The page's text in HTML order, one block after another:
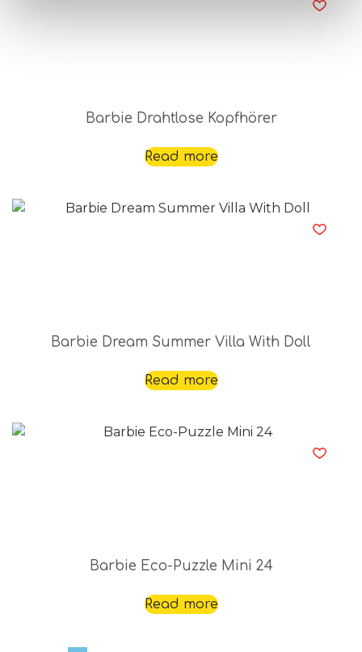
Barbie Drahtlose Kopfhörer
Read more
Barbie Dream Summer Villa With Doll
Read more
Barbie Eco-Puzzle Mini 24
Read more